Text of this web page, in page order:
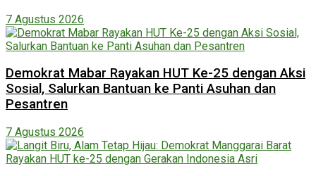
7 Agustus 2026
Demokrat Mabar Rayakan HUT Ke-25 dengan Aksi
Sosial, Salurkan Bantuan ke Panti Asuhan dan
Pesantren
7 Agustus 2026